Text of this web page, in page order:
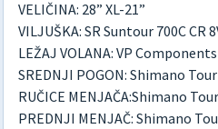
VELIČINA: 28” XL-21”
VILJUŠKA: SR Suntour 700C CR
LEŽAJ VOLANA: VP
SREDNJI POGON: Shimano
RUČICE MENJAČA:Shimano
PREDNJI MENJAČ: Shimano